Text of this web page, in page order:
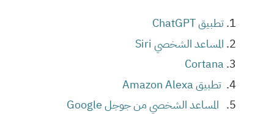
تطبيق ChatGPT
المساعد الشخصي Siri
Cortana
تطبيق Amazon Alexa
المساعد الشخصي من جوجل Google